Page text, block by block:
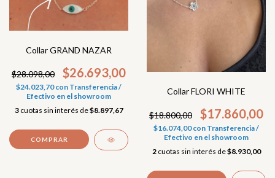
Collar GRAND NAZAR
$28.098,00 $26.693,00
$24.023,70con Transferencia /
Efectivo en el showroom
3 cuotas sin interés de$8.897,67
Collar FLORI WHITE
$18.800,00 $17.860,00
$16.074,00con Transferencia /
Efectivo en el showroom
2 cuotas sin interés de$8.930,00